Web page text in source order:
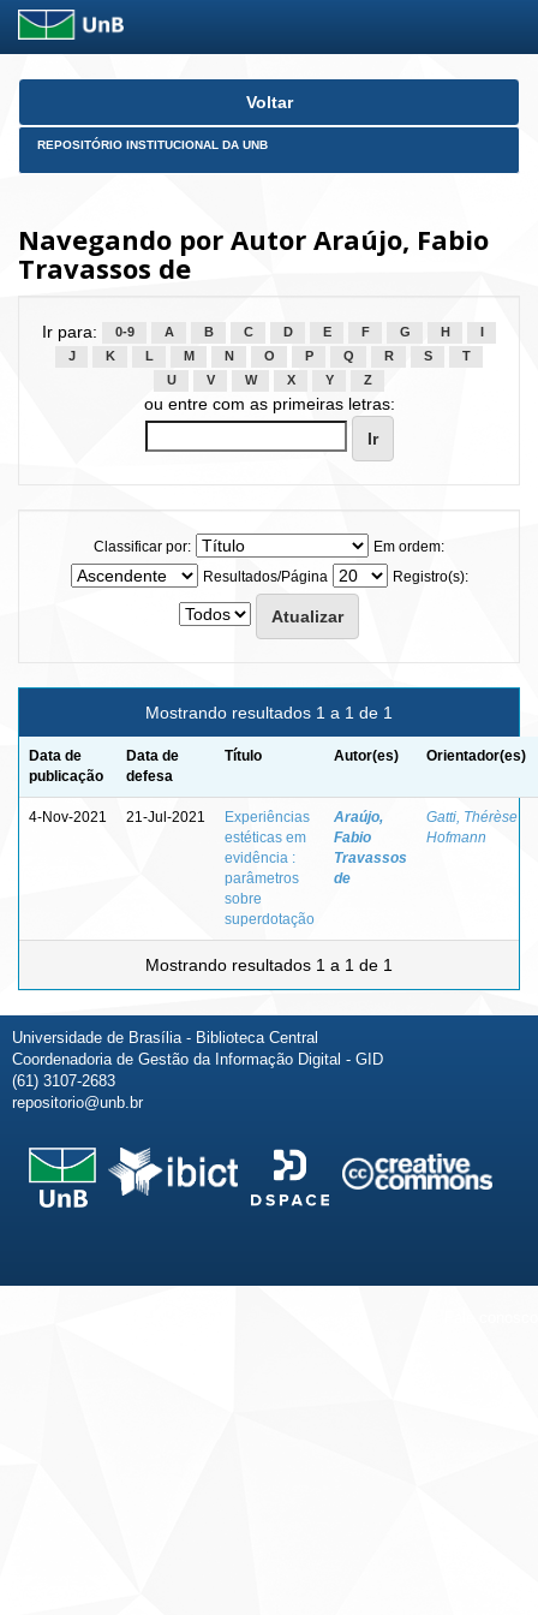
Skip
Voltar
REPOSITÓRIO INSTITUCIONAL DA UNB
Navegando por Autor Araújo, Fabio
Travassos de
Ir para: 0-9 A B C D E F G H
J
K L M N O P Q R S
T
U
V W X Y Z
ou entre com as primeiras letras:
Classificar por:
Em ordem:
Resultados/Página
Registro(s):
Mostrando resultados 1 a 1 de 1
Data de
publicação
Data de
defesa
Título Autor(es) Orientador(es)
4-Nov-2021 21-Jul-2021
Experiências
estéticas em
evidência :
parâmetros
sobre
superdotação
Araújo,
Fabio
Travassos
de
Gatti, Thérèse
Hofmann
Mostrando resultados 1 a 1 de 1
Universidade de Brasília - Biblioteca Central
Coordenadoria de Gestão da Informação Digital - GID
(61) 3107-2683
repositorio@unb.br